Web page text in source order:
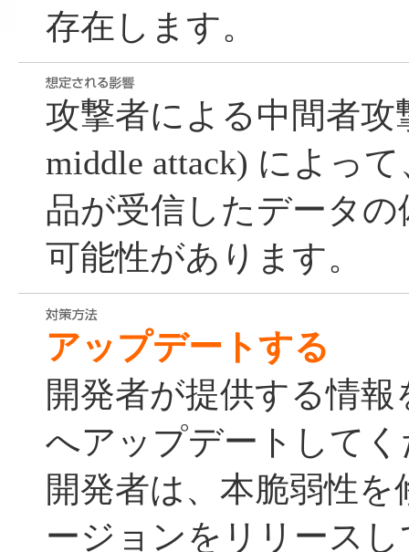
存在します。
攻撃者による中間者攻
middle attack) によっ
品が受信したデータ
可能性があります。
アップデートする
開発者が提供する情
へアップデートして
開発者は、本脆弱性
ージョンをリリース